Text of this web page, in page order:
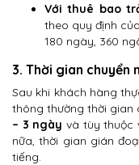
Với thuê bao
theo quy định
180 ngày, 360
3. Thời gian chuyển
Sau khi khách hàng
thông thường thời gian
– 3 ngày và tùy thuộc
nữa, thời gian gián
tiếng.